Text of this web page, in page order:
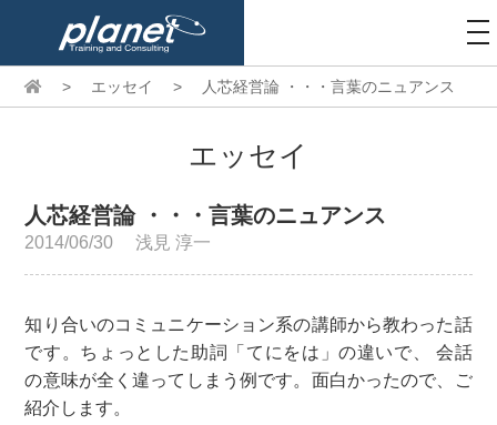
>
エッセイ > 人芯経営論 ・・・言葉のニュアンス
エッセイ
人芯経営論 ・・・言葉のニュアンス
2014/06/30 浅見 淳一
知り合いのコミュニケーション系の講師から教わった話
です。ちょっとした助詞「てにをは」の違いで、 会話
の意味が全く違ってしまう例です。面白かったので、ご
紹介します。